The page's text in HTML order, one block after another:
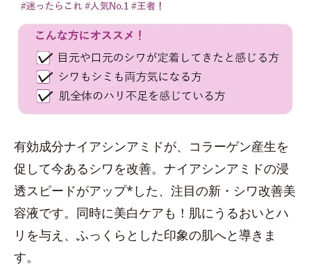
有効成分ナイアシンアミドが、コラーゲン産生を
促して今あるシワを改善。ナイアシンアミドの浸
透スピードがアップ*した、注目の新・シワ改善美
容液です。同時に美白ケアも！肌にうるおいとハ
リを与え、ふっくらとした印象の肌へと導きま
す。